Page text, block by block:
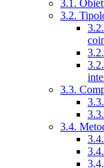
3.1.
3.2.
3.3.
3.4.